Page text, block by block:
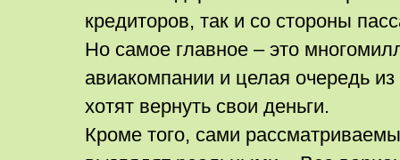
кредиторов, так и со стороны
Но самое главное – это
авиакомпании и целая очередь
хотят вернуть свои деньги.
Кроме того, сами